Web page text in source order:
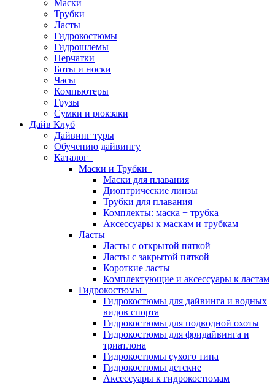
Маски
Трубки
Ласты
Гидрокостюмы
Гидрошлемы
Перчатки
Боты и носки
Часы
Компьютеры
Грузы
Сумки и рюкзаки
Дайв Клуб
Дайвинг туры
Обучению дайвингу
Каталог
Маски и Трубки
Маски для плавания
Диоптрические линзы
Трубки для плавания
Комплекты: маска + трубка
Аксессуары к маскам и трубкам
Ласты
Ласты с открытой пяткой
Ласты с закрытой пяткой
Короткие ласты
Комплектующие и аксессуары к ластам
Гидрокостюмы
Гидрокостюмы для дайвинга и водных
видов спорта
Гидрокостюмы для подводной охоты
Гидрокостюмы для фридайвинга и
триатлона
Гидрокостюмы сухого типа
Гидрокостюмы детские
Аксессуары к гидрокостюмам